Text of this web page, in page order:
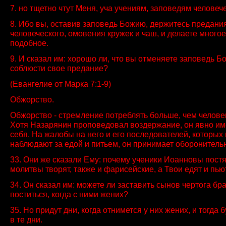
7. но тщетно чтут Меня, уча учениям, заповедям
8. Ибо вы, оставив заповедь Божию, держитесь
человеческого, омовения кружек и чаш, и делаете
подобное.
9. И сказал им: хорошо ли, что вы отменяете заповедь
соблюсти свое предание?
(Евангелие от Марка 7:1-9)
Обжорство.
Обжорство - стремление потреблять больше, чем
Хотя Назарянин проповедовал воздержание, он явно
себя. На жалобы на него и его последователей, которых
наблюдают за едой и питьем, он принимает
33. Они же сказали Ему: почему ученики Иоанновы
молитвы творят, также и фарисейские, а Твои едят и
34. Он сказал им: можете ли заставить сынов чертога
поститься, когда с ними жених?
35. Но придут дни, когда отнимется у них жених, и тогда
в те дни.